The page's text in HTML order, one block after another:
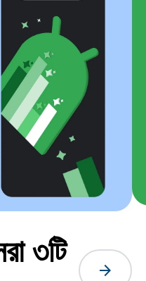
৩টি
arrow_forward